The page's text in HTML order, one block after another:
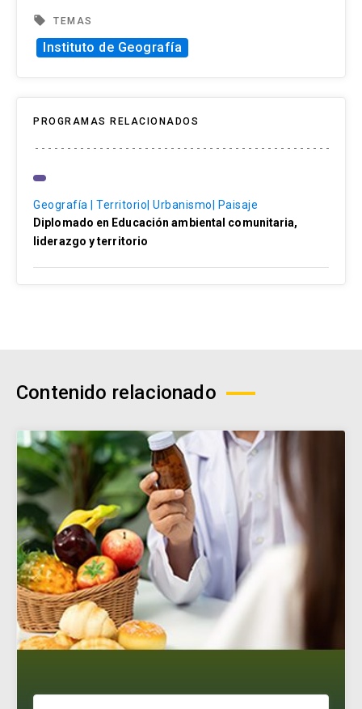
local_offer TEMAS
Instituto de Geografía
PROGRAMAS RELACIONADOS
Geografía | Territorio| Urbanismo| Paisaje
Diplomado en Educación ambiental comunitaria,
liderazgo y territorio
Contenido relacionado